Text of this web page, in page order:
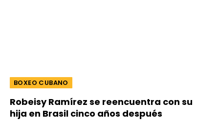
BOXEO CUBANO
Robeisy Ramírez se reencuentra con su
hija en Brasil cinco años después